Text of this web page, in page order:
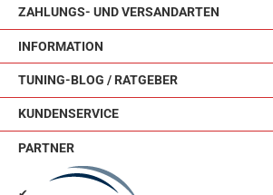
ZAHLUNGS- UND VERSANDARTEN
INFORMATION
TUNING-BLOG / RATGEBER
KUNDENSERVICE
PARTNER